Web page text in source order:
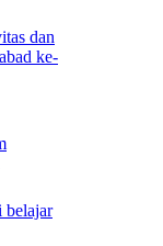
dan
ke-
belajar